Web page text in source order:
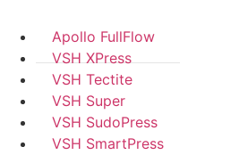
Apollo FullFlow
VSH XPress
VSH Tectite
VSH Super
VSH SudoPress
VSH SmartPress